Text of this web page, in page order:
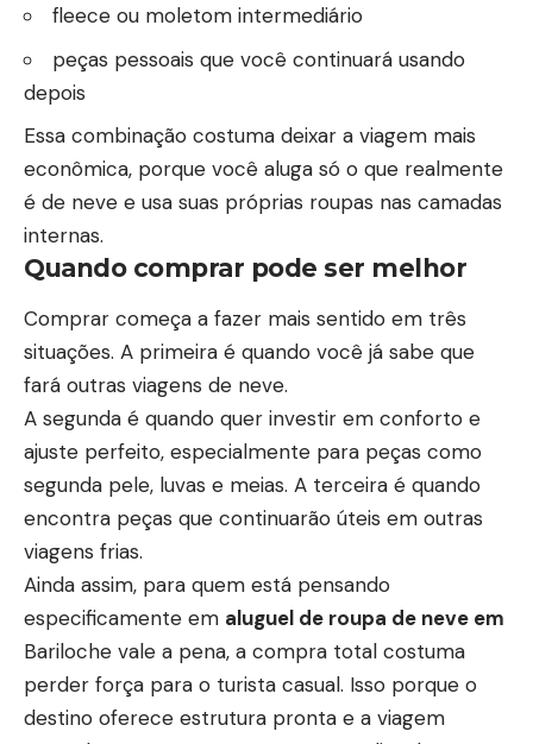
fleece ou moletom intermediário
peças pessoais que você continuará usando
depois
Essa combinação costuma deixar a viagem mais
econômica, porque você aluga só o que realmente
é de neve e usa suas próprias roupas nas camadas
internas.
Quando comprar pode ser melhor
Comprar começa a fazer mais sentido em três
situações. A primeira é quando você já sabe que
fará outras viagens de neve.
A segunda é quando quer investir em conforto e
ajuste perfeito, especialmente para peças como
segunda pele, luvas e meias. A terceira é quando
encontra peças que continuarão úteis em outras
viagens frias.
Ainda assim, para quem está pensando
especificamente em aluguel de roupa de neve em
Bariloche vale a pena, a compra total costuma
perder força para o turista casual. Isso porque o
destino oferece estrutura pronta e a viagem